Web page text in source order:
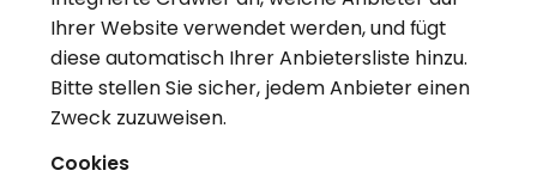
Ihrer Website verwendet werden, und fügt
diese automatisch Ihrer Anbietersliste hinzu.
Bitte stellen Sie sicher, jedem Anbieter einen
Zweck zuzuweisen.
Cookies